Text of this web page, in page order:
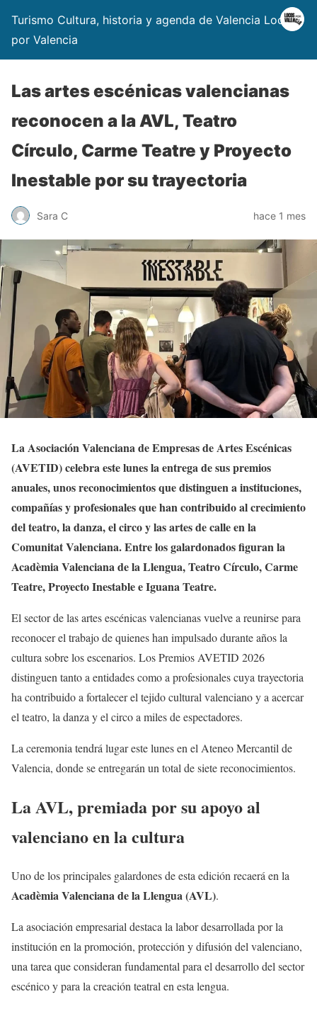
Turismo Cultura, historia y agenda de Valencia Locos
por Valencia
Las artes escénicas valencianas
reconocen a la AVL, Teatro
Círculo, Carme Teatre y Proyecto
Inestable por su trayectoria
Sara C hace 1 mes
La Asociación Valenciana de Empresas de Artes Escénicas
(AVETID) celebra este lunes la entrega de sus premios
anuales, unos reconocimientos que distinguen a instituciones,
compañías y profesionales que han contribuido al crecimiento
del teatro, la danza, el circo y las artes de calle en la
Comunitat Valenciana. Entre los galardonados figuran la
Acadèmia Valenciana de la Llengua, Teatro Círculo, Carme
Teatre, Proyecto Inestable e Iguana Teatre.
El sector de las artes escénicas valencianas vuelve a reunirse para
reconocer el trabajo de quienes han impulsado durante años la
cultura sobre los escenarios. Los Premios AVETID 2026
distinguen tanto a entidades como a profesionales cuya trayectoria
ha contribuido a fortalecer el tejido cultural valenciano y a acercar
el teatro, la danza y el circo a miles de espectadores.
La ceremonia tendrá lugar este lunes en el Ateneo Mercantil de
Valencia, donde se entregarán un total de siete reconocimientos.
La AVL, premiada por su apoyo al
valenciano en la cultura
Uno de los principales galardones de esta edición recaerá en la
Acadèmia Valenciana de la Llengua (AVL).
La asociación empresarial destaca la labor desarrollada por la
institución en la promoción, protección y difusión del valenciano,
una tarea que consideran fundamental para el desarrollo del sector
escénico y para la creación teatral en esta lengua.